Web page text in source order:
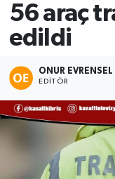
56 araç
edildi
ONUR EVRENSEL
EDITÖR